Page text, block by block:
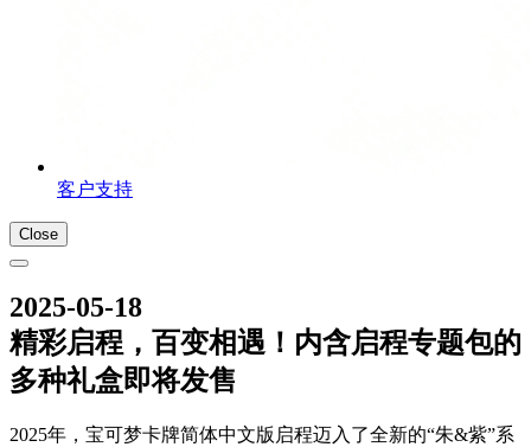
客户支持
Close
2025-05-18
精彩启程，百变相遇！内含启程专题包的
多种礼盒即将发售
2025年，宝可梦卡牌简体中文版启程迈入了全新的“朱&紫”系